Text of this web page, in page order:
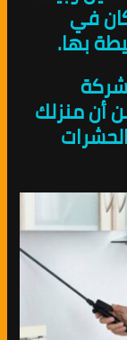
في
بها.
أن منزلك